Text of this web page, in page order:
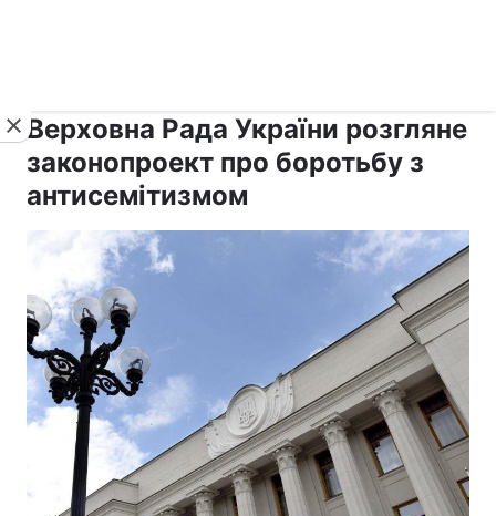
Верховна Рада України розгляне
законопроект про боротьбу з
антисемітизмом